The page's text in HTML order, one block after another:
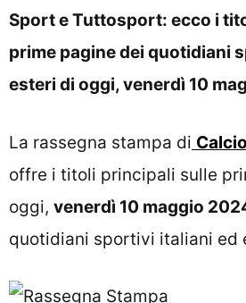
Sport e Tuttosport: ecco i
prime pagine dei quotidiani
esteri di oggi, venerdì 10
La rassegna stampa di
offre i titoli principali sulle
oggi, venerdì 10 maggio
quotidiani sportivi italiani ed